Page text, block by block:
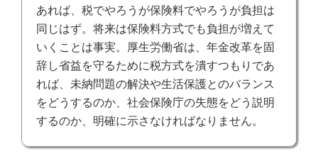
あれば、税でやろうが保険料でやろうが負担は
同じはず。将来は保険料方式でも負担が増えて
いくことは事実。厚生労働省は、年金改革を固
辞し省益を守るために税方式を潰すつもりであ
れば、未納問題の解決や生活保護とのバランス
をどうするのか、社会保険庁の失態をどう説明
するのか、明確に示さなければなりません。